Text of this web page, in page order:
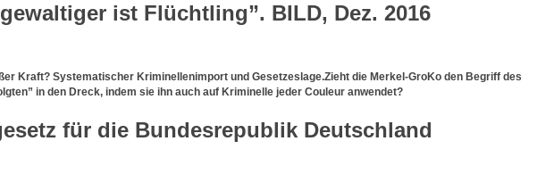
ist Flüchtling”. BILD, Dez. 2016
Kraft? Systematischer Kriminellenimport und Gesetzeslage.Zieht die Merkel-GroKo den Begriff des
in den Dreck, indem sie ihn auch auf Kriminelle jeder Couleur anwendet?
für die Bundesrepublik Deutschland